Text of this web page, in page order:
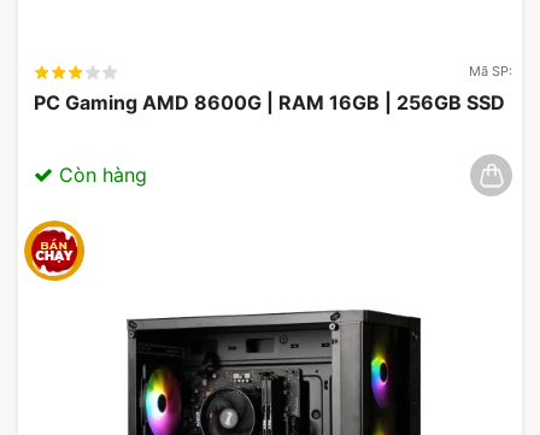
Mã SP:
PC Gaming AMD 8600G | RAM 16GB | 256GB SSD
Còn hàng